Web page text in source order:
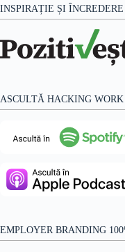
INSPIRAȚIE ȘI
ASCULTĂ HACKING WORK
EMPLOYER BRANDING